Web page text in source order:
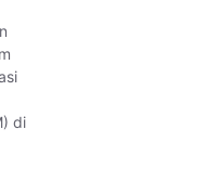
di